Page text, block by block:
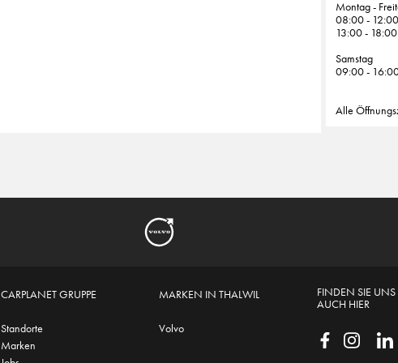
Montag -
08:00 -
13:00 -
Samstag
09:00 -
Alle
CARPLANET GRUPPE
Standorte
Marken
MARKEN IN THALWIL
Volvo
FINDEN SIE UNS
AUCH HIER